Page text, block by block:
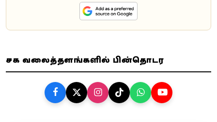
சமூக வலைத்தளங்களில் பின்தொடர